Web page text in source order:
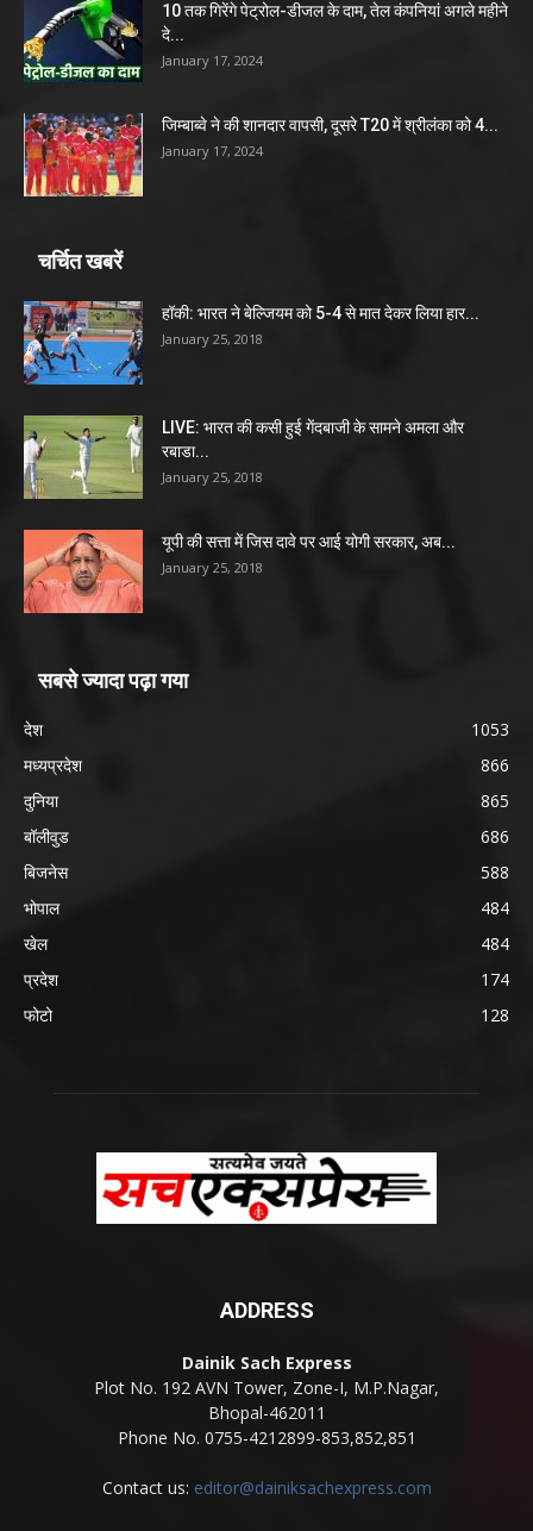
10 तक गिरेंगे पेट्रोल-डीजल के दाम, तेल कंपनियां अगले महीने
दे...
January 17, 2024
जिम्बाब्वे ने की शानदार वापसी, दूसरे T20 में श्रीलंका को 4...
January 17, 2024
चर्चित खबरें
हॉकी: भारत ने बेल्जियम को 5-4 से मात देकर लिया हार...
January 25, 2018
LIVE: भारत की कसी हुई गेंदबाजी के सामने अमला और
रबाडा...
January 25, 2018
यूपी की सत्ता में जिस दावे पर आई योगी सरकार, अब...
January 25, 2018
सबसे ज्यादा पढ़ा गया
देश
1053
मध्यप्रदेश
866
दुनिया
865
बॉलीवुड
686
बिजनेस
588
भोपाल
484
खेल
484
प्रदेश
174
फोटो
128
ADDRESS
Dainik Sach Express
Plot No. 192 AVN Tower, Zone-I, M.P.Nagar,
Bhopal-462011
Phone No. 0755-4212899-853,852,851
Contact us: editor@dainiksachexpress.com